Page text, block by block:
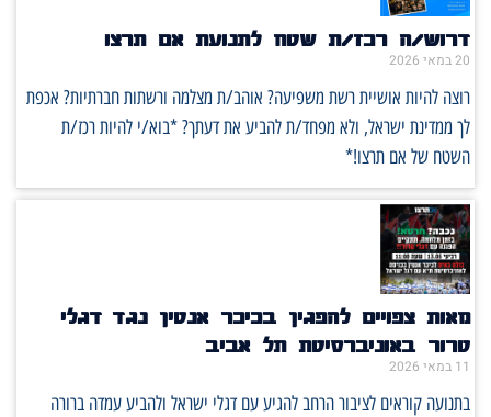
דרוש/ה רכז/ת שטח לתנועת אם תרצו
20 במאי 2026
רוצה להיות אושיית רשת משפיעה? אוהב/ת מצלמה ורשתות חברתיות? אכפת
לך ממדינת ישראל, ולא מפחד/ת להביע את דעתך? *בוא/י להיות רכז/ת
השטח של אם תרצו!*
מאות צפויים להפגין בכיכר אנטין נגד דגלי
טרור באוניברסיטת תל אביב
11 במאי 2026
בתנועה קוראים לציבור הרחב להגיע עם דגלי ישראל ולהביע עמדה ברורה